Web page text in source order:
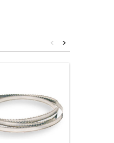
>
<